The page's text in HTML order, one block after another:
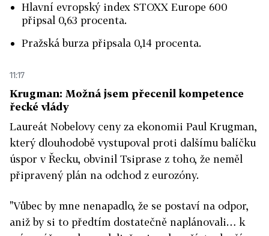
Hlavní evropský index STOXX Europe 600
připsal 0,63 procenta.
Pražská burza připsala 0,14 procenta.
11:17
Krugman: Možná jsem přecenil kompetence
řecké vlády
Laureát Nobelovy ceny za ekonomii Paul Krugman,
který dlouhodobě vystupoval proti dalšímu balíčku
úspor v Řecku, obvinil Tsiprase z toho, že neměl
připravený plán na odchod z eurozóny.
"Vůbec by mne nenapadlo, že se postaví na odpor,
aniž by si to předtím dostatečně naplánovali… k